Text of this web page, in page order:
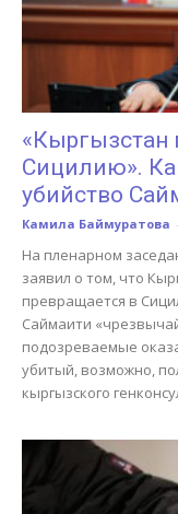
«Кыргызстан
Сицилию».
убийство
Камила Баймуратова -
На пленарном
заявил о том, что
превращается в
Саймаити
подозреваемые
убитый, возможно,
кыргызского